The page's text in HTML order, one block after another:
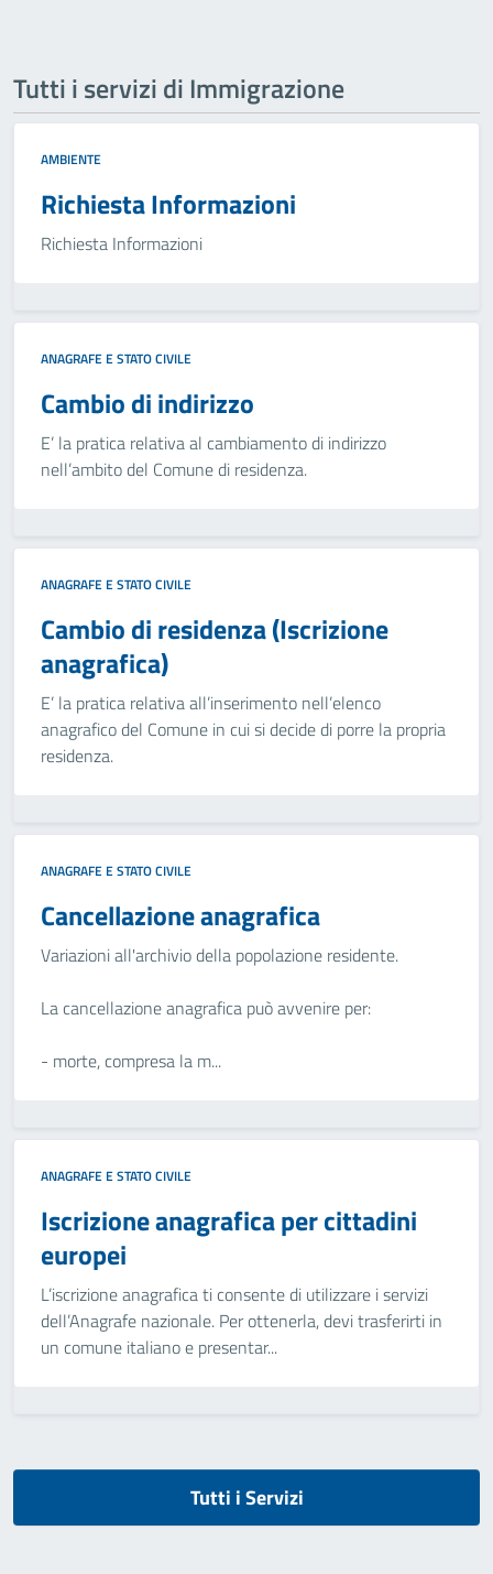
Tutti i servizi di Immigrazione
AMBIENTE
Richiesta Informazioni
Richiesta Informazioni
ANAGRAFE E STATO CIVILE
Cambio di indirizzo
E’ la pratica relativa al cambiamento di indirizzo
nell’ambito del Comune di residenza.
ANAGRAFE E STATO CIVILE
Cambio di residenza (Iscrizione
anagrafica)
E’ la pratica relativa all’inserimento nell’elenco
anagrafico del Comune in cui si decide di porre la propria
residenza.
ANAGRAFE E STATO CIVILE
Cancellazione anagrafica
Variazioni all'archivio della popolazione residente.
La cancellazione anagrafica può avvenire per:
- morte, compresa la m...
ANAGRAFE E STATO CIVILE
Iscrizione anagrafica per cittadini
europei
L’iscrizione anagrafica ti consente di utilizzare i servizi
dell’Anagrafe nazionale. Per ottenerla, devi trasferirti in
un comune italiano e presentar...
Tutti i Servizi